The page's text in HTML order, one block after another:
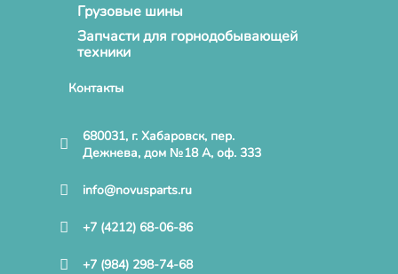
Грузовые шины
Запчасти для горнодобывающей
техники
Контакты
680031, г. Хабаровск, пер.
Дежнева, дом №18 А, оф. 333
info@novusparts.ru
+7 (4212) 68-06-86
+7 (984) 298-74-68